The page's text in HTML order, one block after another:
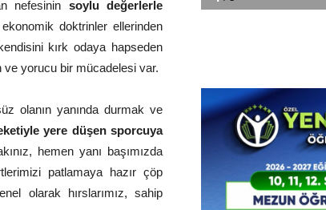
nefesinin soylu değerlerle
doktrinler ellerinden
kırk odaya hapseden
ve yorucu bir mücadelesi var.
olanın yanında durmak ve
yere düşen sporcuya
hemen yanı başımızda
patlamaya hazır çöp
olarak hırslarımız, sahip